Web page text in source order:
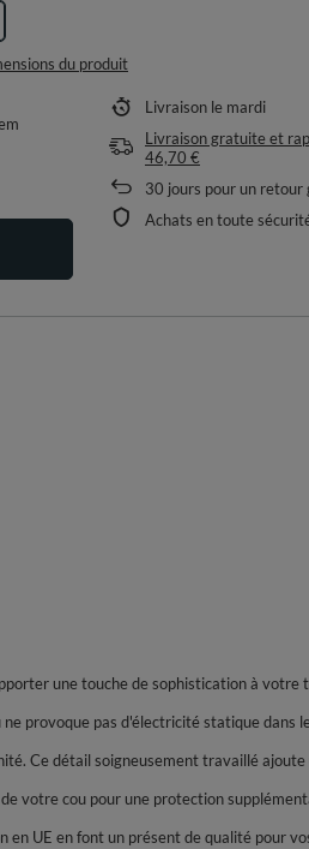
du produit
Livraison le mardi
Livraison gratuite et
46,70 €
30 jours pour un
Achats en toute
une touche de sophistication à votre
provoque pas d'électricité statique dans
Ce détail soigneusement travaillé ajoute
votre cou pour une protection
UE en font un présent de qualité pour